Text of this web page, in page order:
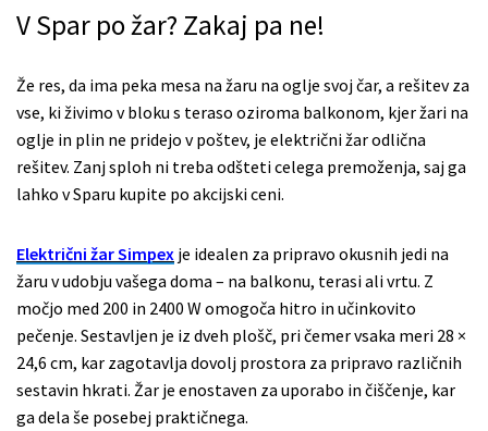
V Spar po žar? Zakaj pa ne!
Že res, da ima peka mesa na žaru na oglje svoj čar, a rešitev za
vse, ki živimo v bloku s teraso oziroma balkonom, kjer žari na
oglje in plin ne pridejo v poštev, je električni žar odlična
rešitev. Zanj sploh ni treba odšteti celega premoženja, saj ga
lahko v Sparu kupite po akcijski ceni.
Električni žar Simpex je idealen za pripravo okusnih jedi na
žaru v udobju vašega doma – na balkonu, terasi ali vrtu. Z
močjo med 200 in 2400 W omogoča hitro in učinkovito
pečenje. Sestavljen je iz dveh plošč, pri čemer vsaka meri 28 ×
24,6 cm, kar zagotavlja dovolj prostora za pripravo različnih
sestavin hkrati. Žar je enostaven za uporabo in čiščenje, kar
ga dela še posebej praktičnega.